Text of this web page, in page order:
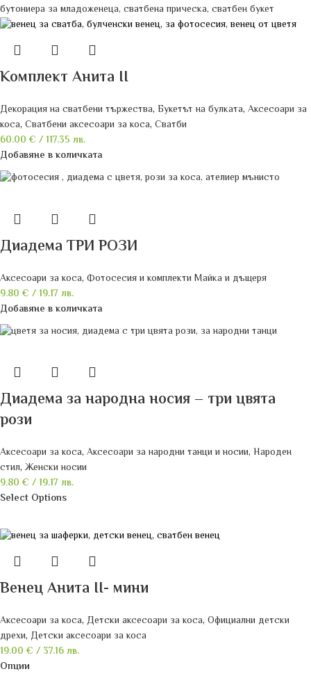
Комплект Анита II
Декорация на сватбени тържества, Букетът на булката, Аксесоари за
коса, Сватбени аксесоари за коса, Сватби
60.00 €/ 117.35 лв.
Добавяне в количката
Диадема ТРИ РОЗИ
Аксесоари за коса, Фотосесия и комплекти Майка и дъщеря
9.80 €/ 19.17 лв.
Добавяне в количката
Диадема за народна носия – три цвята
рози
Аксесоари за коса, Аксесоари за народни танци и носии, Народен
стил, Женски носии
9.80 €/ 19.17 лв.
Select Options
Венец Анита II- мини
Аксесоари за коса, Детски аксесоари за коса, Официални детски
дрехи, Детски аксесоари за коса
19.00 €/ 37.16 лв.
Опции